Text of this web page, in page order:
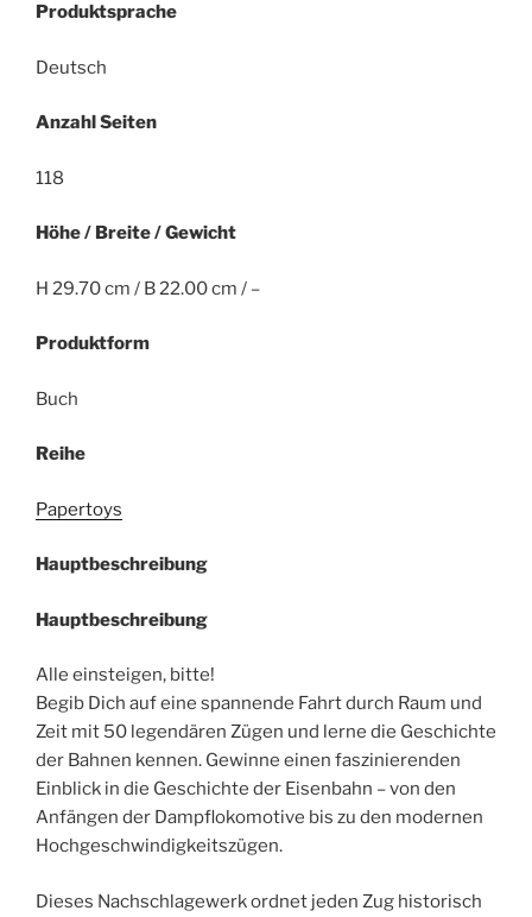
Produktsprache
Deutsch
Anzahl Seiten
118
Höhe / Breite / Gewicht
H 29.70 cm / B 22.00 cm / –
Produktform
Buch
Reihe
Papertoys
Hauptbeschreibung
Hauptbeschreibung
Alle einsteigen, bitte!
Begib Dich auf eine spannende Fahrt durch Raum und
Zeit mit 50 legendären Zügen und lerne die Geschichte
der Bahnen kennen. Gewinne einen faszinierenden
Einblick in die Geschichte der Eisenbahn – von den
Anfängen der Dampflokomotive bis zu den modernen
Hochgeschwindigkeitszügen.
Dieses Nachschlagewerk ordnet jeden Zug historisch